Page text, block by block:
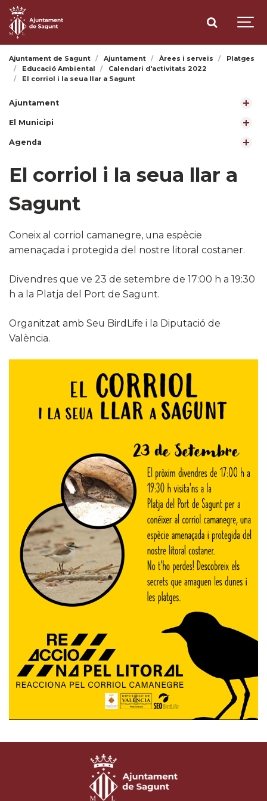
Ajuntament de Sagunt Ajuntament Àrees i serveis
Platges
Educació Ambiental
Calendari d'activitats 2022
El corriol i la seua llar a Sagunt
Ajuntament
El Municipi
Agenda
El corriol i la seua llar a
Sagunt
Coneix al corriol camanegre, una espècie
amenaçada i protegida del nostre litoral costaner.
Divendres que ve 23 de setembre de 17:00 h a 19:30
h a la Platja del Port de Sagunt.
Organitzat amb Seu BirdLife i la Diputació de
València.